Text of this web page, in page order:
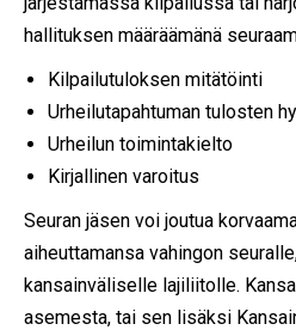
hallituksen määräämänä
Kilpailutuloksen mitätöinti
Urheilutapahtuman tulosten
Urheilun toimintakielto
Kirjallinen varoitus
Seuran jäsen voi joutua
aiheuttamansa vahingon
kansainväliselle lajiliitolle.
asemesta, tai sen lisäksi